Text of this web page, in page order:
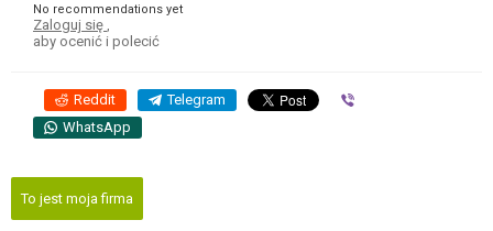
No recommendations yet
Zaloguj się
aby ocenić i polecić
Reddit Telegram
WhatsApp
To jest moja firma